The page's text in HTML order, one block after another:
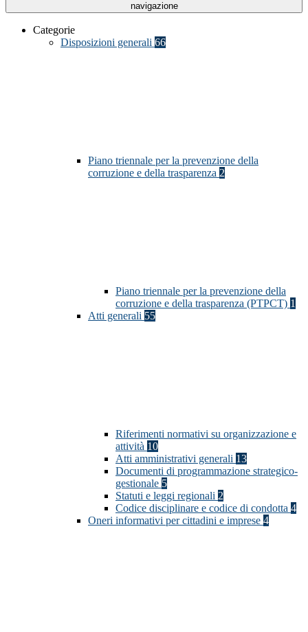
navigazione
Categorie
Disposizioni generali 66
Piano triennale per la prevenzione della
corruzione e della trasparenza 2
Piano triennale per la prevenzione della
corruzione e della trasparenza (PTPCT) 1
Atti generali 55
Riferimenti normativi su organizzazione e
attività 10
Atti amministrativi generali 13
Documenti di programmazione strategico-
gestionale 5
Statuti e leggi regionali 2
Codice disciplinare e codice di condotta 4
Oneri informativi per cittadini e imprese 4